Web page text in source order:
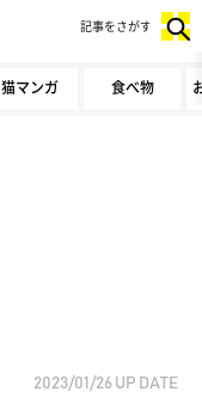
猫マンガ 食べ物
記事をさがす
2023/01/26 UP DATE